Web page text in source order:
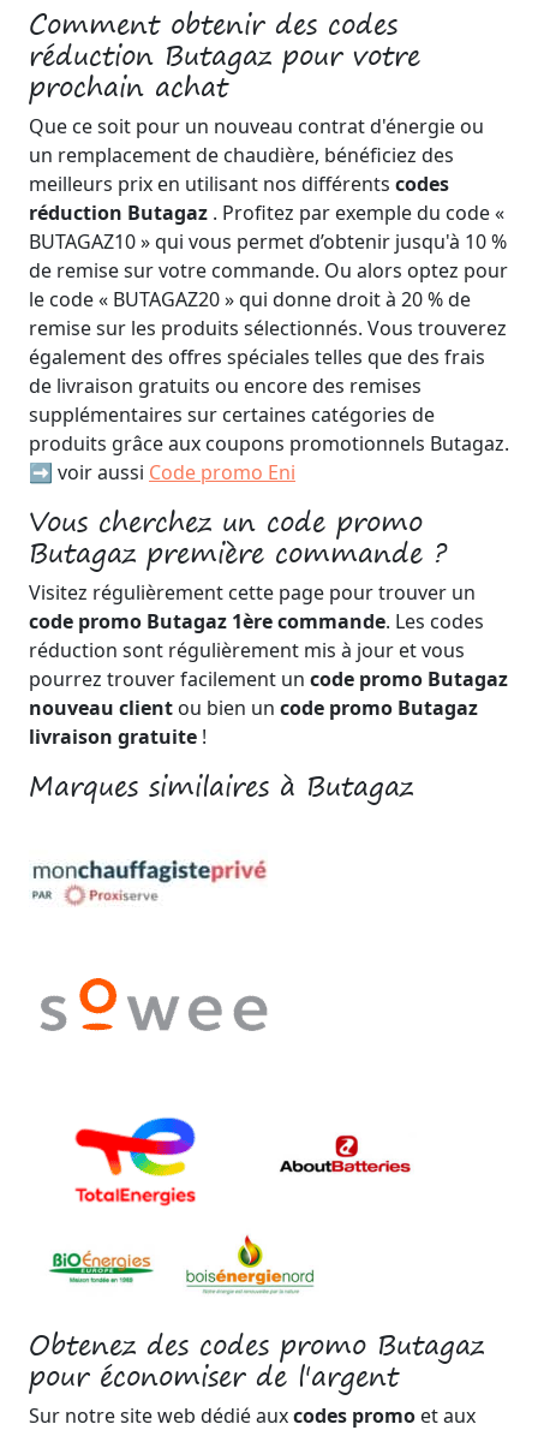
Comment obtenir des codes
réduction Butagaz pour votre
prochain achat
Que ce soit pour un nouveau contrat d'énergie ou
un remplacement de chaudière, bénéficiez des
meilleurs prix en utilisant nos différents codes
réduction Butagaz . Profitez par exemple du code «
BUTAGAZ10 » qui vous permet d’obtenir jusqu'à 10 %
de remise sur votre commande. Ou alors optez pour
le code « BUTAGAZ20 » qui donne droit à 20 % de
remise sur les produits sélectionnés. Vous trouverez
également des offres spéciales telles que des frais
de livraison gratuits ou encore des remises
supplémentaires sur certaines catégories de
produits grâce aux coupons promotionnels Butagaz.
➡️ voir aussi Code promo Eni
Vous cherchez un code promo
Butagaz première commande ?
Visitez régulièrement cette page pour trouver un
code promo Butagaz 1ère commande. Les codes
réduction sont régulièrement mis à jour et vous
pourrez trouver facilement un code promo Butagaz
nouveau client ou bien un code promo Butagaz
livraison gratuite !
Marques similaires à Butagaz
Obtenez des codes promo Butagaz
pour économiser de l'argent
Sur notre site web dédié auxcodes promo et aux